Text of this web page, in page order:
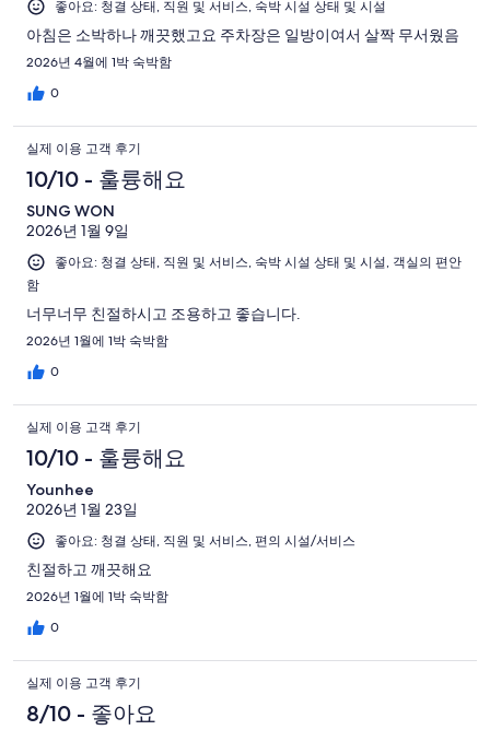
중
10
개
중
개
개
이
용
기
중
개
좋아요: 청결 상태, 직원 및 서비스, 숙박 시설 상태 및 시설
아침은 소박하나 깨끗했고요 주차장은 일방이여서 살짝 무서웠음
2026년 4월에 1박 숙박함
0
실제 이용 고객 후기
10/10 - 훌륭해요
SUNG WON
2026년 1월 9일
좋아요: 청결 상태, 직원 및 서비스, 숙박 시설 상태 및 시설, 객실의 편안
함
너무너무 친절하시고 조용하고 좋습니다.
2026년 1월에 1박 숙박함
0
실제 이용 고객 후기
10/10 - 훌륭해요
Younhee
2026년 1월 23일
좋아요: 청결 상태, 직원 및 서비스, 편의 시설/서비스
친절하고 깨끗해요
2026년 1월에 1박 숙박함
0
실제 이용 고객 후기
8/10 - 좋아요